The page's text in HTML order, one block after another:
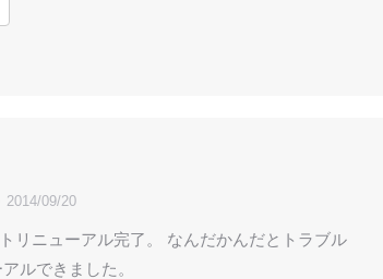
2014/09/20
リニューアル完了。 なんだかんだとトラブル
ルできました。